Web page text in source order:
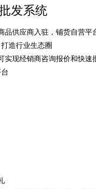
发系统
品供应商入驻，铺货自营平
造行业生态圈
实现经销商咨询报价和快速